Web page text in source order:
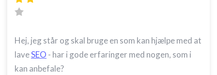
Hej, jeg står og skal bruge en som kan hjælpe med at
laveSEO - har i gode erfaringer med nogen, som i
kan anbefale?